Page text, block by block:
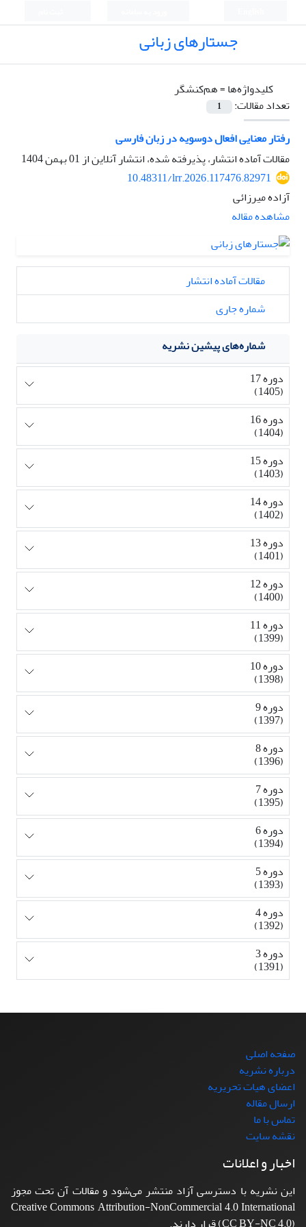
جستارهای زبانی
کلیدواژه‌ها =هم‌کنشگر
تعداد مقالات:
1
رفتار معنایی افعال دوسویه در زبان فارسی
مقالات آماده انتشار، پذیرفته شده، انتشار آنلاین از01 بهمن 1404
10.48311/lrr.2026.117476.82971
آزاده میرزائی
مشاهده مقاله
مقالات آماده انتشار
شماره جاری
شماره‌های پیشین نشریه
دوره 17
(1405)
دوره 16
(1404)
دوره 15
(1403)
دوره 14
(1402)
دوره 13
(1401)
دوره 12
(1400)
دوره 11
(1399)
دوره 10
(1398)
دوره 9
(1397)
دوره 8
(1396)
دوره 7
(1395)
دوره 6
(1394)
دوره 5
(1393)
دوره 4
(1392)
دوره 3
(1391)
صفحه اصلی
درباره نشریه
اعضای هیات تحریریه
ارسال مقاله
تماس با ما
نقشه سایت
اخبار و اعلانات
این نشریه با دسترسی آزاد منتشر می‌شود و مقالات آن تحت مجوز
Creative Commons Attribution-NonCommercial 4.0 International